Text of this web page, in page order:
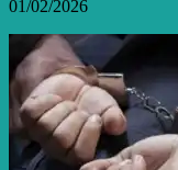
01/02/2026